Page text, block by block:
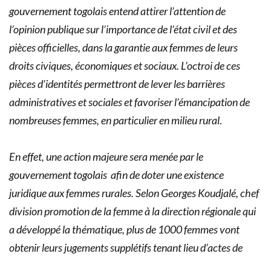
gouvernement togolais entend attirer l’attention de
l’opinion publique sur l’importance de l’état civil et des
pièces officielles, dans la garantie aux femmes de leurs
droits civiques, économiques et sociaux. L’octroi de ces
pièces d’identités permettront de lever les barrières
administratives et sociales et favoriser l’émancipation de
nombreuses femmes, en particulier en milieu rural.
En effet, une action majeure sera menée par le
gouvernement togolais afin de doter une existence
juridique aux femmes rurales. Selon Georges Koudjalé, chef
division promotion de la femme à la direction régionale qui
a développé la thématique, plus de 1000 femmes vont
obtenir leurs jugements supplétifs tenant lieu d’actes de